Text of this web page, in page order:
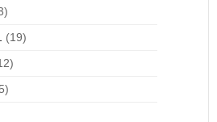
(19)